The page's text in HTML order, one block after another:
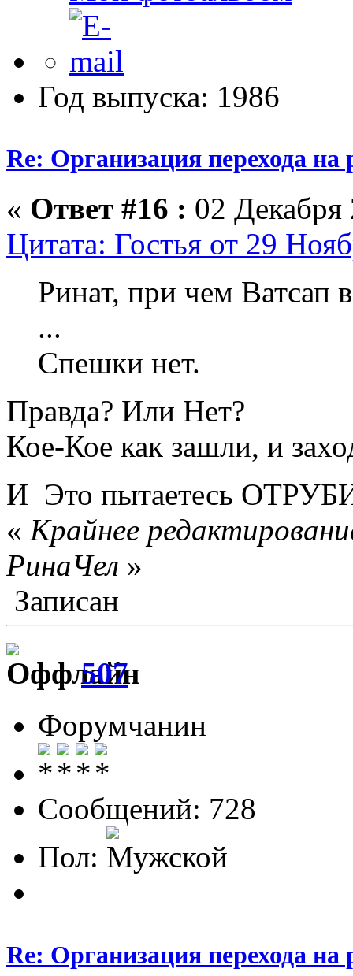
Год выпуска: 1986
Re: Организация перехода на
« Ответ #16 : 02
Цитата: Гостья от 29
Ринат, при чем Ватсап
...
Спешки нет.
Правда? Или Нет?
Кое-Кое как зашли, и
И Это пытаетесь
« Крайнее
РинаЧел »
Записан
507
Форумчанин
Сообщений: 728
Пол:
Re: Организация перехода на